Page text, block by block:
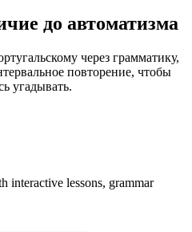
до автоматизма
через грамматику,
повторение, чтобы
угадывать.
interactive lessons, grammar